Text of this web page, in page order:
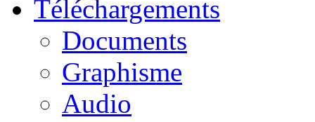
Téléchargements
Documents
Graphisme
Audio